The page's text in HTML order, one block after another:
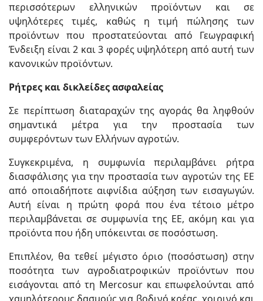
περισσότερων ελληνικών προϊόντων και σε
υψηλότερες τιμές, καθώς η τιμή πώλησης των
προϊόντων που προστατεύονται από Γεωγραφική
Ένδειξη είναι 2 και 3 φορές υψηλότερη από αυτή των
κανονικών προϊόντων.
Ρήτρες και δικλείδες ασφαλείας
Σε περίπτωση διαταραχών της αγοράς θα ληφθούν
σημαντικά μέτρα για την προστασία των
συμφερόντων των Ελλήνων αγροτών.
Συγκεκριμένα, η συμφωνία περιλαμβάνει ρήτρα
διασφάλισης για την προστασία των αγροτών της ΕΕ
από οποιαδήποτε αιφνίδια αύξηση των εισαγωγών.
Αυτή είναι η πρώτη φορά που ένα τέτοιο μέτρο
περιλαμβάνεται σε συμφωνία της ΕΕ, ακόμη και για
προϊόντα που ήδη υπόκεινται σε ποσόστωση.
Επιπλέον, θα τεθεί μέγιστο όριο (ποσόστωση) στην
ποσότητα των αγροδιατροφικών προϊόντων που
εισάγονται από τη Mercosur και επωφελούνται από